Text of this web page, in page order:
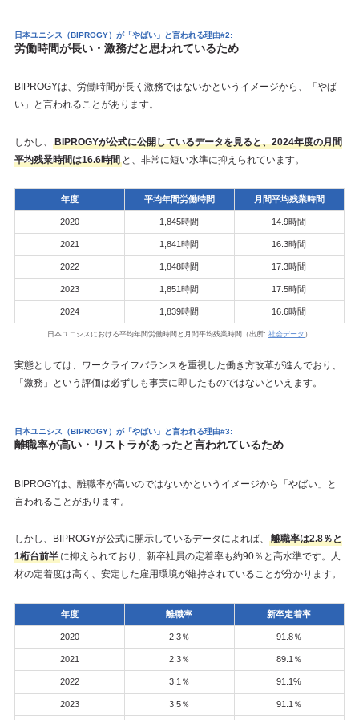
日本ユニシス（BIPROGY）が「やばい」と言われる理由#2:
労働時間が長い・激務だと思われているため
BIPROGYは、労働時間が長く激務ではないかというイメージから、「やば
い」と言われることがあります。
しかし、
BIPROGYが公式に公開しているデータを見ると、2024年度の月間
平均残業時間は16.6時間 と、非常に短い水準に抑えられています。
年度 平均年間労働時間 月間平均残業時間
2020 1,845時間 14.9時間
2021 1,841時間 16.3時間
2022 1,848時間 17.3時間
2023 1,851時間 17.5時間
2024 1,839時間 16.6時間
日本ユニシスにおける平均年間労働時間と月間平均残業時間（出所: 社会データ ）
実態としては、ワークライフバランスを重視した働き方改革が進んでおり、
「激務」という評価は必ずしも事実に即したものではないといえます。
日本ユニシス（BIPROGY）が「やばい」と言われる理由#3:
離職率が高い・リストラがあったと言われているため
BIPROGYは、離職率が高いのではないかというイメージから「やばい」と
言われることがあります。
しかし、BIPROGYが公式に開示しているデータによれば、
離職率は2.8％と
1桁台前半に抑えられており、新卒社員の定着率も約90％と高水準です。人
材の定着度は高く、安定した雇用環境が維持されていることが分かります。
年度 離職率 新卒定着率
2020 2.3％ 91.8％
2021 2.3％ 89.1％
2022 3.1％ 91.1%
2023 3.5％ 91.1％